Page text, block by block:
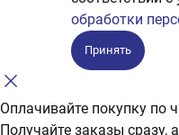
обработки
Принять
Оплачивайте покупку по
Получайте заказы сразу,